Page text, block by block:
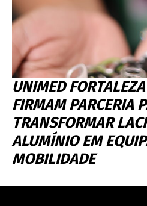
UNIMED
FIRMAM PARCERIA
TRANSFORMAR
ALUMÍNIO EM
MOBILIDADE